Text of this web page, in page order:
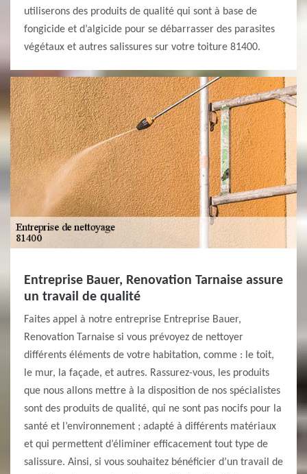
utiliserons des produits de qualité qui sont à base de
fongicide et d’algicide pour se débarrasser des parasites
végétaux et autres salissures sur votre toiture 81400.
Entreprise Bauer, Renovation Tarnaise assure
un travail de qualité
Faites appel à notre entreprise Entreprise Bauer,
Renovation Tarnaise si vous prévoyez de nettoyer
différents éléments de votre habitation, comme : le toit,
le mur, la façade, et autres. Rassurez-vous, les produits
que nous allons mettre à la disposition de nos spécialistes
sont des produits de qualité, qui ne sont pas nocifs pour la
santé et l’environnement ; adapté à différents matériaux
et qui permettent d’éliminer efficacement tout type de
salissure. Ainsi, si vous souhaitez bénéficier d’un travail de